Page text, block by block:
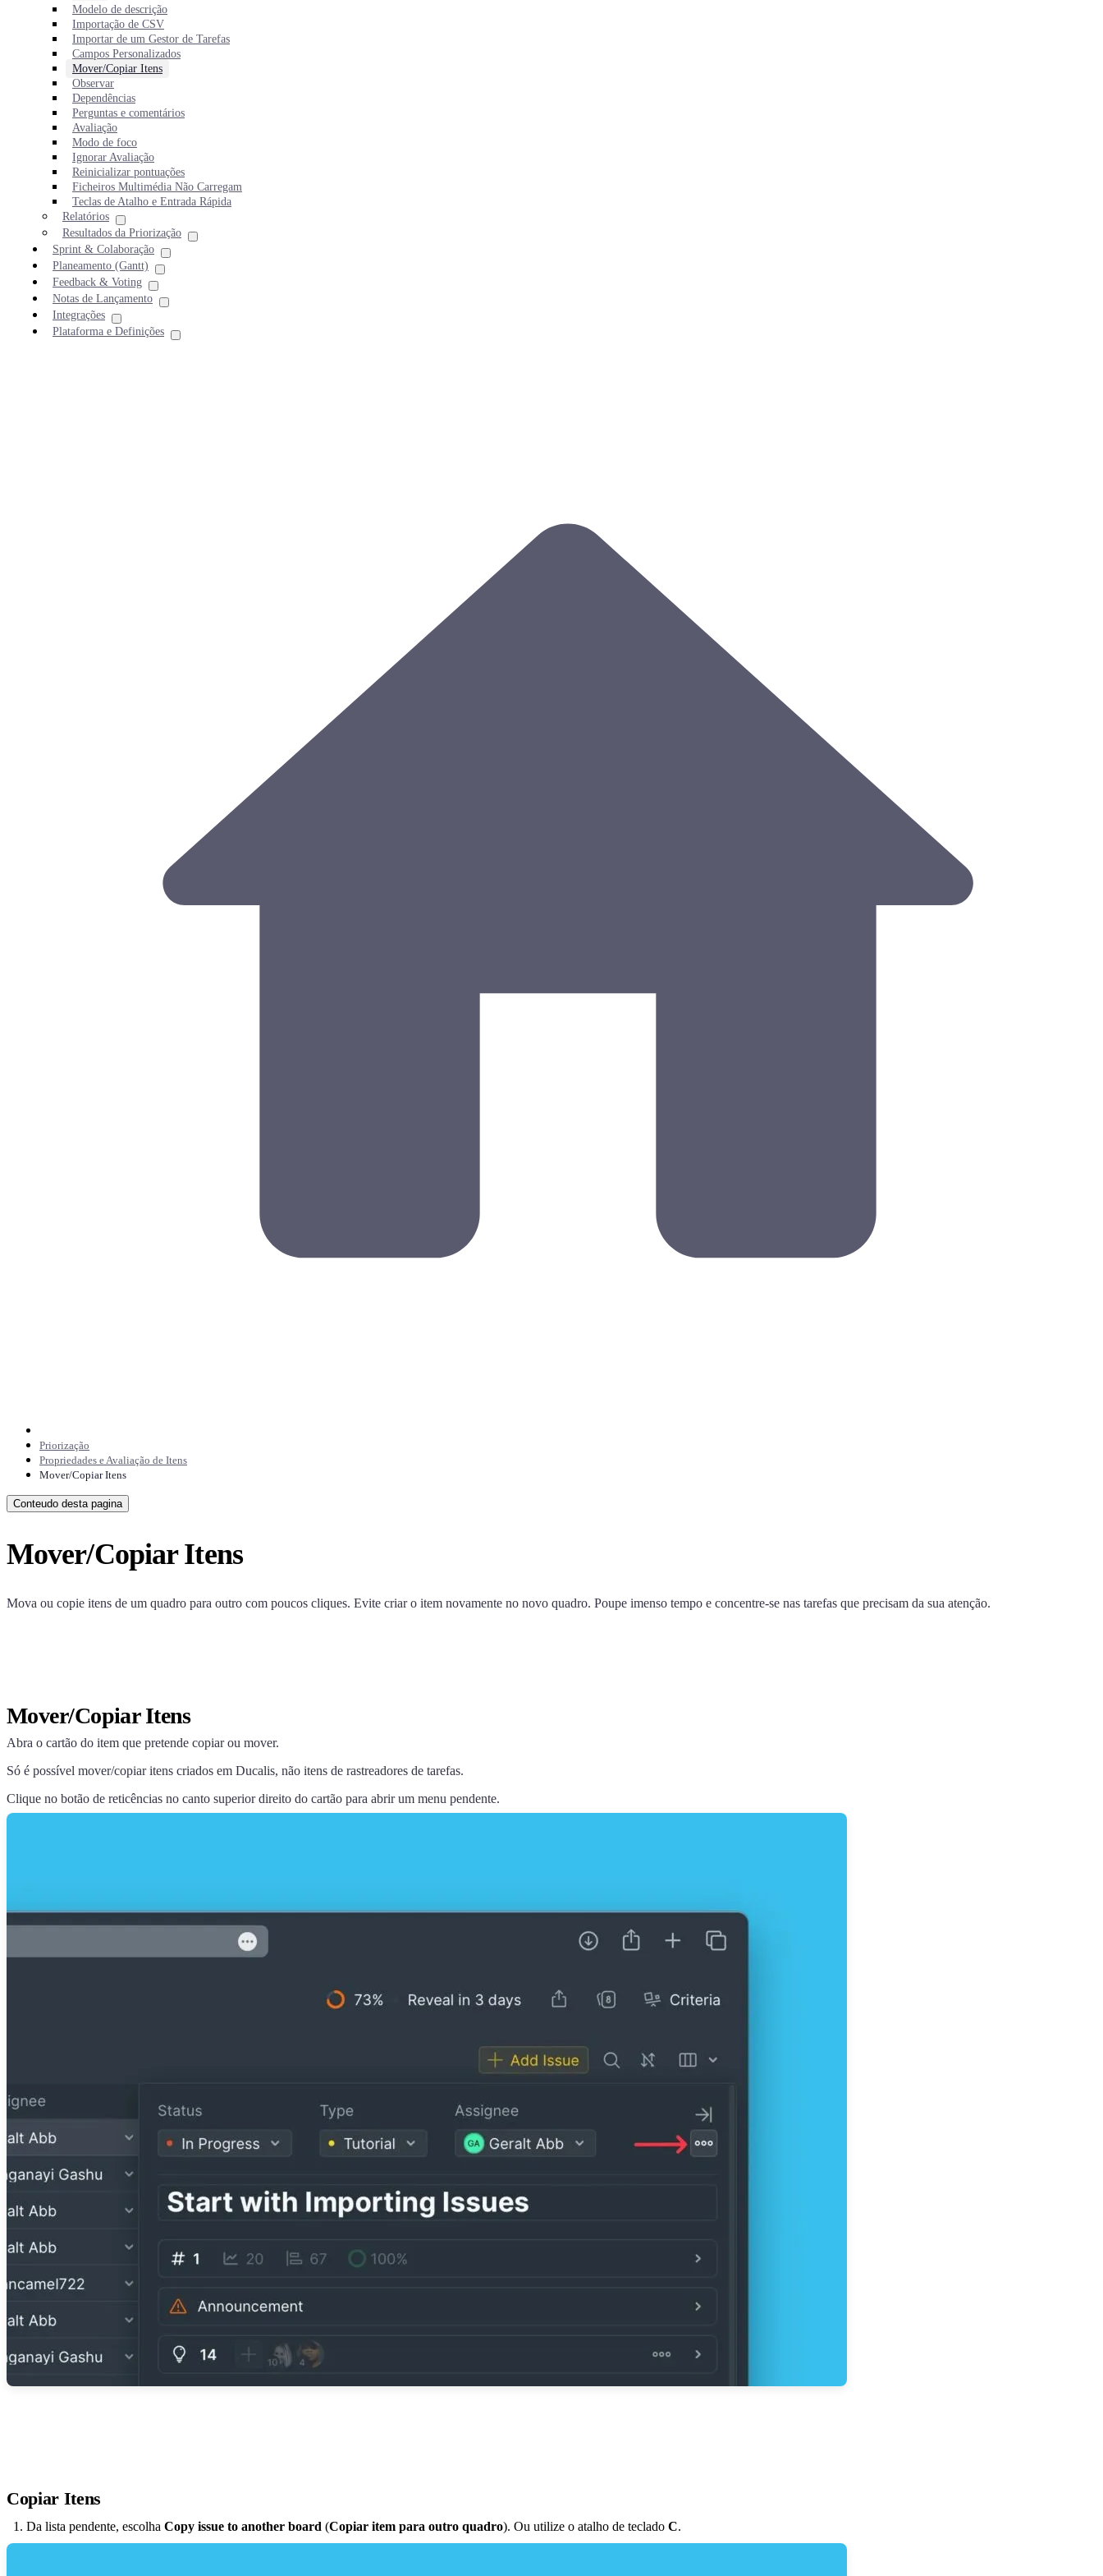
Modelo de descrição
Importação de CSV
Importar de um Gestor de Tarefas
Campos Personalizados
Mover/Copiar Itens
Observar
Dependências
Perguntas e comentários
Avaliação
Modo de foco
Ignorar Avaliação
Reinicializar pontuações
Ficheiros Multimédia Não Carregam
Teclas de Atalho e Entrada Rápida
Relatórios
Resultados da Priorização
Sprint & Colaboração
Planeamento (Gantt)
Feedback & Voting
Notas de Lançamento
Integrações
Plataforma e Definições
Priorização
Propriedades e Avaliação de Itens
Mover/Copiar Itens
Conteudo desta pagina
Mover/Copiar Itens
Mova ou copie itens de um quadro para outro com poucos cliques. Evite criar o item novamente no novo quadro. Poupe imenso tempo e concentre-se nas tarefas que precisam da sua atenção.
Mover/Copiar Itens
Abra o cartão do item que pretende copiar ou mover.
Só é possível mover/copiar itens criados em Ducalis, não itens de rastreadores de tarefas.
Clique no botão de reticências no canto superior direito do cartão para abrir um menu pendente.
Copiar Itens
Da lista pendente, escolha Copy issue to another board (Copiar item para outro quadro). Ou utilize o atalho de teclado C.